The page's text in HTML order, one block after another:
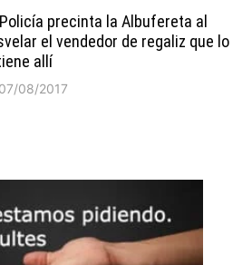
precinta la Albufereta al
el vendedor de regaliz que lo
allí
07/08/2017